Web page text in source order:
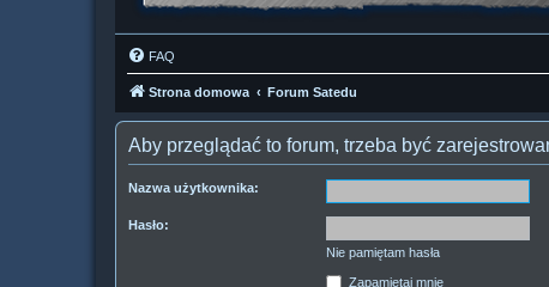
FAQ
Strona domowa Forum Satedu
Aby przeglądać to forum, trzeba być
Nazwa użytkownika:
Hasło:
Nie pamiętam hasła
Zapamiętaj mnie